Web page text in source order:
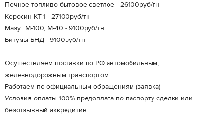
Печное топливо бытовое светлое - 26100руб/тн
Керосин КТ-1 - 27100руб/тн
Мазут М-100, М-40 - 9100руб/тн
Битумы БНД - 9100руб/тн
Осуществляем поставки по РФ автомобильным,
железнодорожным транспортом.
Работаем по официальным обращениям (заявка)
Условия оплаты 100% предоплата по паспорту сделки или
безотзывный аккредитив.